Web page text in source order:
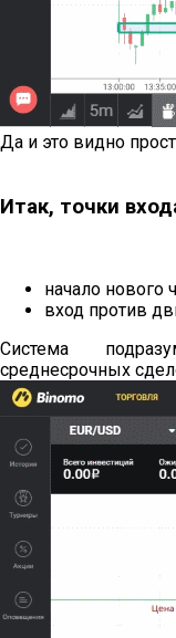
Да и это видно
Итак, точки
начало нового
вход против
Система
среднесрочных